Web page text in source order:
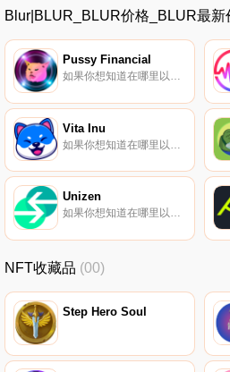
Blur|BLUR_BLUR价格_BLUR最
Pussy Financial
如果你想知道在哪里以当前价格购买Pussy Financial,目前交易{Pussy Financial]股票的顶级加密货币交易所是Uniswap（V2）。您可以在我们的加密货币交易所页面上找到其他列表.
Vita Inu
Unizen
如果你想知道在哪里以当前价格购买Unizen,目前交易{Unizen]股票的顶级加密货币交易所是CoinW、KuCoin、Gate.io、HuoZCX和MEXC。您可以在我们的加密货币交易所页面上找到其他列表.
NFT收藏品 (00)
Step Hero Soul